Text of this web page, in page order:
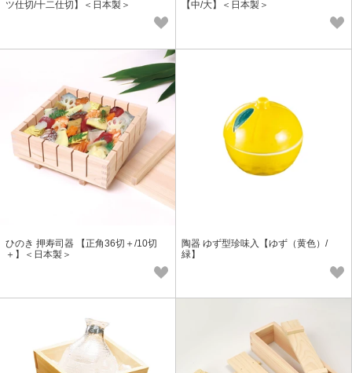
ツ仕切/十二仕切】＜日本製＞
【中/大】＜日本製＞
ひのき 押寿司器 【正角36切＋/10切
＋】＜日本製＞
陶器 ゆず型珍味入【ゆず（黄色）/
緑】